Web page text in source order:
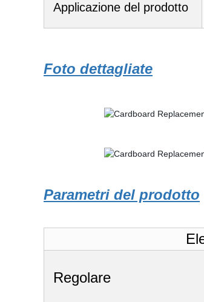
Applicazione del prodotto
Foto dettagliate
Parametri del prodotto
Regolare